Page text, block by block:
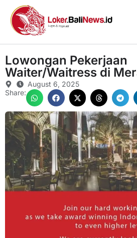
Lowongan Pekerjaan
Waiter/Waitress di
August 6, 2025
Share: